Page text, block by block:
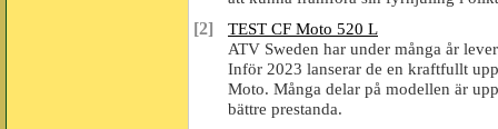
[2]
TEST CF Moto 520 L
ATV Sweden har under många år
Inför 2023 lanserar de en kraftfullt
Moto. Många delar på modellen är
bättre prestanda.